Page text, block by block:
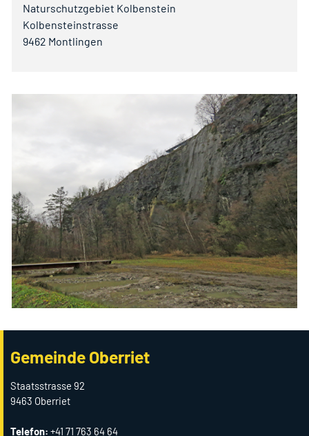
Naturschutzgebiet Kolbenstein
Kolbensteinstrasse
9462 Montlingen
Gemeinde Oberriet
Staatsstrasse 92
9463 Oberriet
Telefon: +41 71 763 64 64